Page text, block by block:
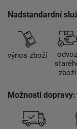
Nadstandardní
výnos zboží
odvoz
zboží
Možnosti dopravy: